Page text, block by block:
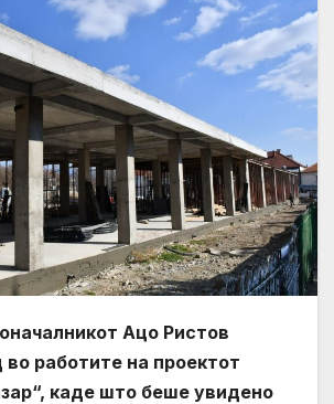
Ацо Ристов
работите на проектот
каде што беше увидено